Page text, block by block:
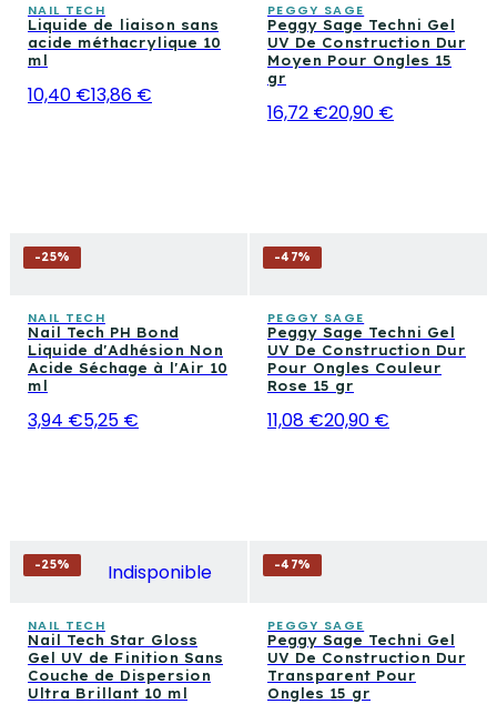
NAIL TECH
Liquide de liaison sans
acide méthacrylique 10
ml
10,40 €13,86 €
PEGGY SAGE
Peggy Sage Techni Gel
UV De Construction Dur
Moyen Pour Ongles 15
gr
16,72 €20,90 €
-25%
NAIL TECH
Nail Tech PH Bond
Liquide d'Adhésion Non
Acide Séchage à l'Air 10
ml
3,94 €5,25 €
-47%
PEGGY SAGE
Peggy Sage Techni Gel
UV De Construction Dur
Pour Ongles Couleur
Rose 15 gr
11,08 €20,90 €
-25% Indisponible
NAIL TECH
Nail Tech Star Gloss
Gel UV de Finition Sans
Couche de Dispersion
Ultra Brillant 10 ml
-47%
PEGGY SAGE
Peggy Sage Techni Gel
UV De Construction Dur
Transparent Pour
Ongles 15 gr